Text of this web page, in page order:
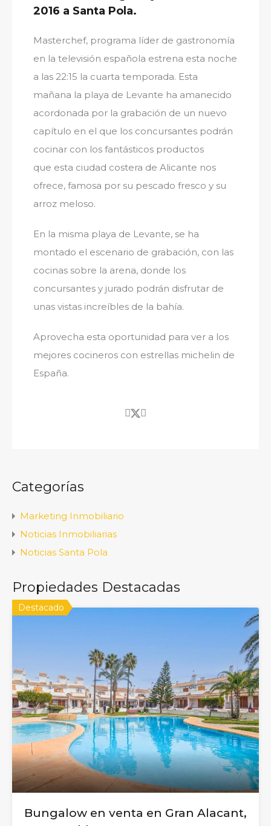
2016 a Santa Pola.
Masterchef, programa líder de gastronomía
en la televisión española estrena esta noche
a las 22:15 la cuarta temporada. Esta
mañana la playa de Levante ha amanecido
acordonada por la grabación de un nuevo
capítulo en el que los concursantes podrán
cocinar con los fantásticos productos
que esta ciudad costera de Alicante nos
ofrece, famosa por su pescado fresco y su
arroz meloso.
En la misma playa de Levante, se ha
montado el escenario de grabación, con las
cocinas sobre la arena, donde los
concursantes y jurado podrán disfrutar de
unas vistas increíbles de la bahía.
Aprovecha esta oportunidad para ver a los
mejores cocineros con estrellas michelin de
España.
Categorías
Marketing Inmobiliario
Noticias Inmobiliarias
Noticias Santa Pola
Propiedades Destacadas
Destacado
Bungalow en venta en Gran Alacant,